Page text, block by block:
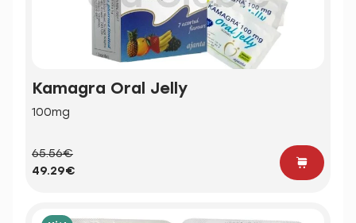
Kamagra Oral Jelly
100mg
65.56€
49.29€